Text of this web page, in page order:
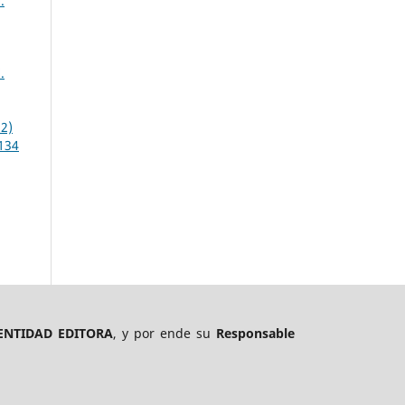
EDITORA, y por ende su Responsable